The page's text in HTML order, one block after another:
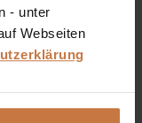
- unter
Webseiten
Graz & kosmetik.at